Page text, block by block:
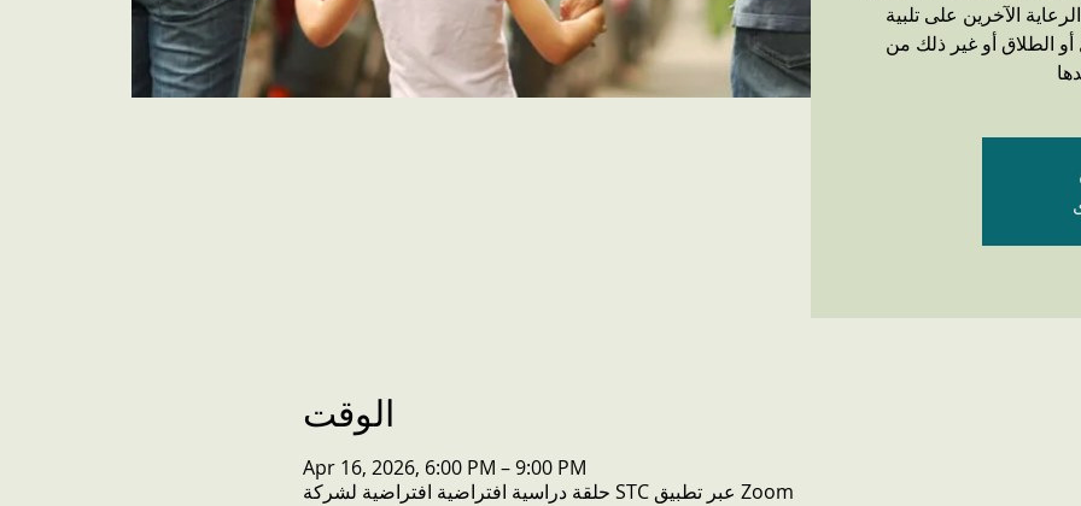
الآخرين على تلبية
أو الطلاق أو غير ذلك من
الوقت
Apr 16, 2026, 6:00 PM – 9:00 PM
حلقة دراسية افتراضية افتراضية لشركة STC عبر تطبيق Zoom